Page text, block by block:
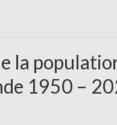
la
1950 –